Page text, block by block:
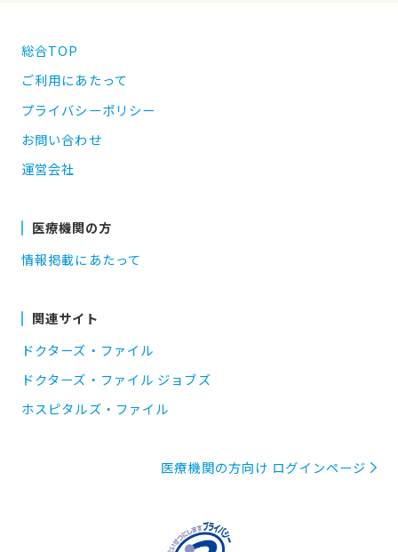
総合TOP
ご利用にあたって
プライバシーポリシー
お問い合わせ
運営会社
医療機関の方
情報掲載にあたって
関連サイト
ドクターズ・ファイル
ドクターズ・ファイル ジョブズ
ホスピタルズ・ファイル
医療機関の方向け ログインページ